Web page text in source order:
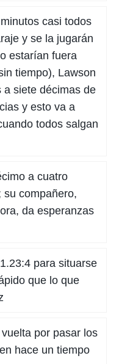
casi todos
y se la jugarán
estarían fuera
tiempo), Lawson
a siete décimas de
y esto va a
todos salgan
a cuatro
su compañero,
da esperanzas
para situarse
que lo que
por pasar los
hace un tiempo